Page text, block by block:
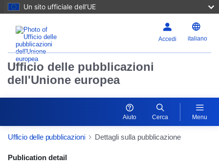
Un sito ufficiale dell’UE
Accedi italiano
Ufficio delle pubblicazioni
dell'Unione europea
Aiuto Cerca Menu
Ufficio delle pubblicazioni Dettagli sulla pubblicazione
Publication Detail Actions Portlet
Publication detail